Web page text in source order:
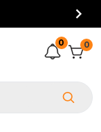
0 0